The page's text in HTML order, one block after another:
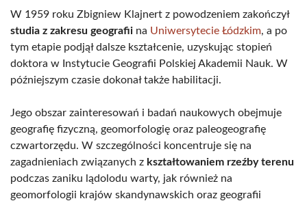
W 1959 roku Zbigniew Klajnert z powodzeniem zakończył
studia z zakresu geografii na Uniwersytecie Łódzkim, a po
tym etapie podjął dalsze kształcenie, uzyskując stopień
doktora w Instytucie Geografii Polskiej Akademii Nauk. W
późniejszym czasie dokonał także habilitacji.
Jego obszar zainteresowań i badań naukowych obejmuje
geografię fizyczną, geomorfologię oraz paleogeografię
czwartorzędu. W szczególności koncentruje się na
zagadnieniach związanych z kształtowaniem rzeźby terenu
podczas zaniku lądolodu warty, jak również na
geomorfologii krajów skandynawskich oraz geografii